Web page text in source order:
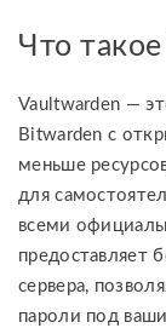
Что
Vaultwarden —
Bitwarden с
меньше
для
всеми
предоставляет
сервера,
пароли под